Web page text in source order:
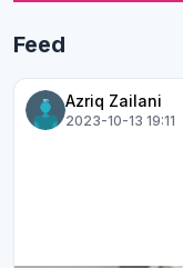
Feed
Azriq Zailani
2023-10-13 19:11